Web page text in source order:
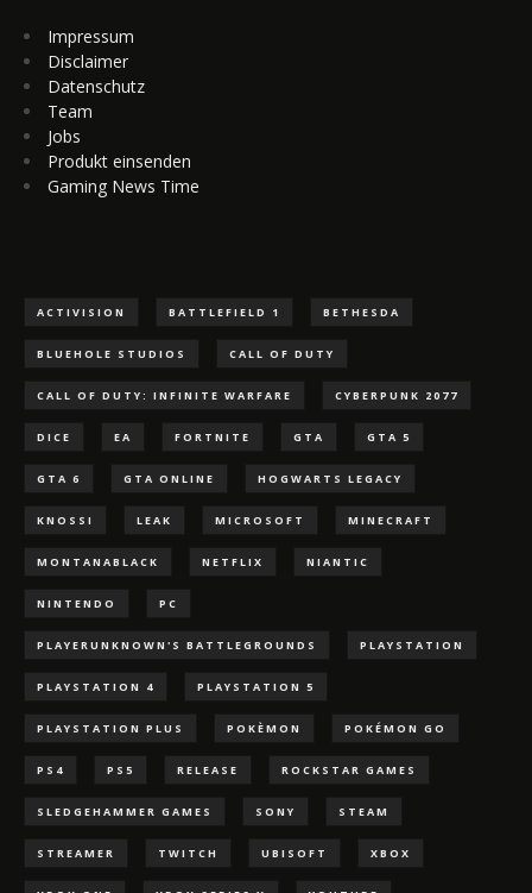
Impressum
Disclaimer
Datenschutz
Team
Jobs
Produkt einsenden
Gaming News Time
ACTIVISION BATTLEFIELD 1 BETHESDA
BLUEHOLE STUDIOS CALL OF DUTY
CALL OF DUTY: INFINITE WARFARE CYBERPUNK 2077
DICE EA FORTNITE GTA GTA 5
GTA 6 GTA ONLINE HOGWARTS LEGACY
KNOSSI LEAK MICROSOFT MINECRAFT
MONTANABLACK NETFLIX NIANTIC
NINTENDO PC
PLAYERUNKNOWN'S BATTLEGROUNDS PLAYSTATION
PLAYSTATION 4 PLAYSTATION 5
PLAYSTATION PLUS POKÈMON POKÉMON GO
PS4 PS5 RELEASE ROCKSTAR GAMES
SLEDGEHAMMER GAMES SONY STEAM
STREAMER TWITCH UBISOFT XBOX